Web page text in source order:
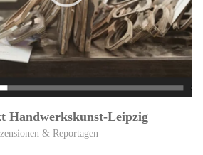
Handwerkskunst-Leipzig
& Reportagen